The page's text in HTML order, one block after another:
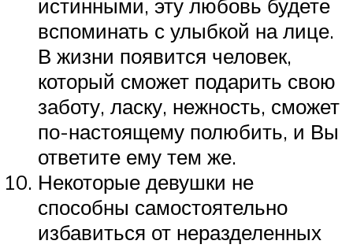
истинными, эту любовь будете
вспоминать с улыбкой на лице.
В жизни появится человек,
который сможет подарить свою
заботу, ласку, нежность, сможет
по-настоящему полюбить, и Вы
ответите ему тем же.
Некоторые девушки не
способны самостоятельно
избавиться от неразделенных